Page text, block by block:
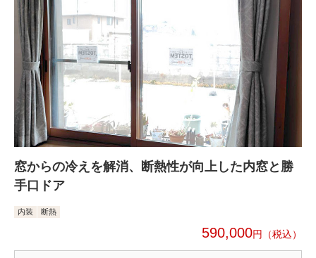
窓からの冷えを解消、断熱性が向上した内窓と勝
手口ドア
内装 断熱
590,000円